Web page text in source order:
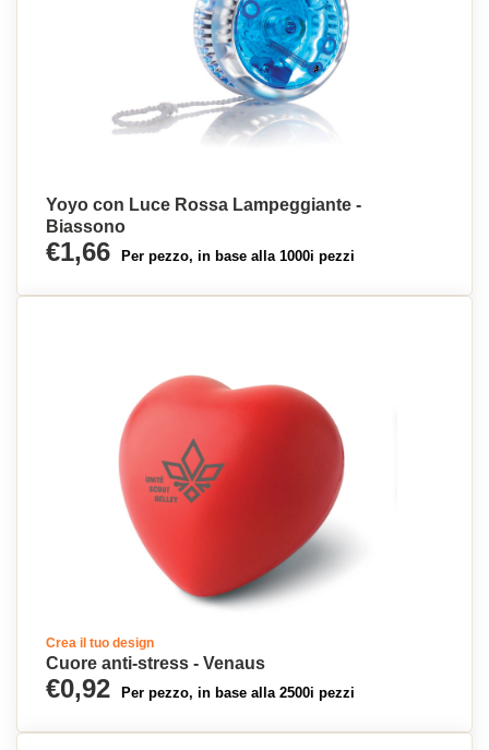
Yoyo con Luce Rossa Lampeggiante -
Biassono
€1,66 Per pezzo, in base alla 1000i pezzi
Crea il tuo design
Cuore anti-stress - Venaus
€0,92 Per pezzo, in base alla 2500i pezzi